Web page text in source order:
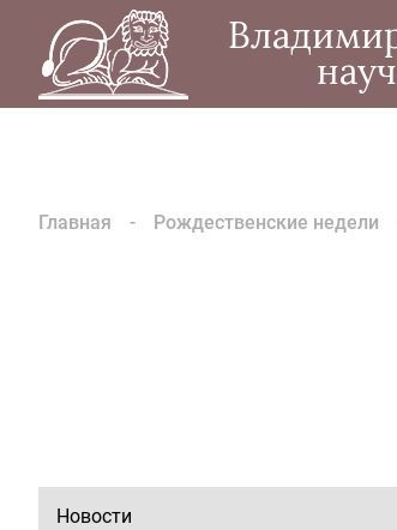
Главная Рождественские недели
Новости